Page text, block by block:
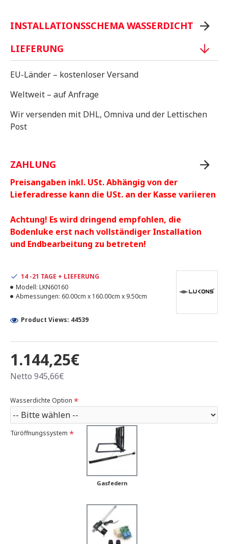
INSTALLATIONSSCHEMA WASSERDICHT
LIEFERUNG
EU-Länder – kostenloser Versand
Weltweit – auf Anfrage
Wir versenden mit DHL, Omniva und der Lettischen
Post
ZAHLUNG
Preisangaben inkl. USt. Abhängig von der
Lieferadresse kann die USt. an der Kasse variieren
Achtung! Es wird dringend empfohlen, die
Bodenluke erst nach vollständiger Installation
und Endbearbeitung zu betreten!
1.144,25€
Netto 945,66€
14 -21 TAGE + LIEFERUNG
Modell: LKN60160
Abmessungen: 60.00cm x 160.00cm x 9.50cm
Product Views: 44539
Wasserdichte Option
Türöffnungssystem
Gasfedern